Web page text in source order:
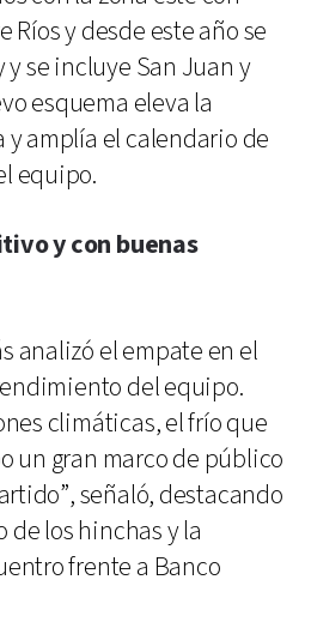
Ríos y desde este año se
se incluye San Juan y
esquema eleva la
amplía el calendario de
equipo.
y con buenas
analizó el empate en el
del equipo.
climáticas, el frío que
un gran marco de público
señaló, destacando
los hinchas y la
frente a Banco